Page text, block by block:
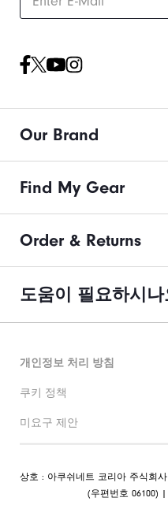
Our Brand
Find My Gear
Order & Returns
도움이 필요하시나
개인정보 처리 방침
쿠키 정책
미요구 제안
상호 : 아쿠쉬네트 코리아 주식회
(우편번호 06100) |